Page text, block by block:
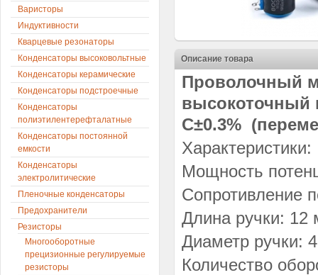
Описание товара
Проволочный
высокоточный
C±0.3%
Характеристики:
Мощность
Сопротивление
Длина ручки: 12
Диаметр ручки:
Количество
Варисторы
Индуктивности
Кварцевые резонаторы
Конденсаторы высоковольтные
Конденсаторы керамические
Конденсаторы подстроечные
Конденсаторы
полиэтилентерефталатные
Конденсаторы постоянной
емкости
Конденсаторы
электролитические
Пленочные конденсаторы
Предохранители
Резисторы
Многооборотные
прецизионные регулируемые
резисторы